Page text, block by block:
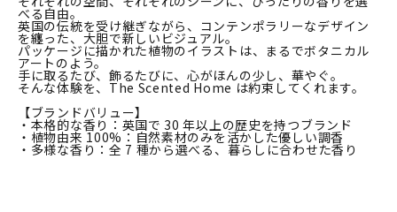
べる自由。
英国の伝統を受け継ぎながら、コンテンポラリーなデザイン
を纏った、大胆で新しいビジュアル。
パッケージに描かれた植物のイラストは、まるでボタニカル
アートのよう。
手に取るたび、飾るたびに、心がほんの少し、華やぐ。
そんな体験を、The Scented Home は約束してくれます。
【ブランドバリュー】
・本格的な香り：英国で 30 年以上の歴史を持つブランド
・植物由来 100%：自然素材のみを活かした優しい調香
・多様な香り：全 7 種から選べる、暮らしに合わせた香り